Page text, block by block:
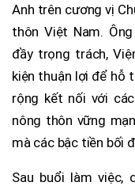
Anh trên cương vị
thôn Việt Nam.
đầy trọng trách,
kiện thuận lợi để hỗ
rộng kết nối với
nông thôn vững
mà các bậc tiền bối
Sau buổi làm việc,